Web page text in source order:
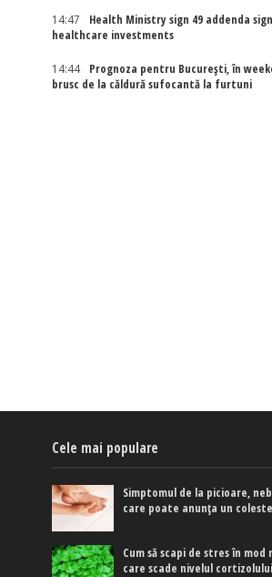
14:47
Health Ministry sign 49 addenda
healthcare investments
14:44
Prognoza pentru București, în
brusc de la căldură sufocantă la furtuni
Cele mai populare
Simptomul de la picioare,
care poate anunța un
Cum să scapi de stres în
care scade nivelul cortizolului